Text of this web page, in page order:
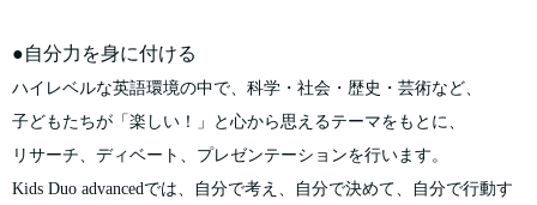
●自分力を身に付ける
ハイレベルな英語環境の中で、科学・社会・歴史・芸術など、
子どもたちが「楽しい！」と心から思えるテーマをもとに、
リサーチ、ディベート、プレゼンテーションを行います。
Kids Duo advancedでは、自分で考え、自分で決めて、自分で行動す